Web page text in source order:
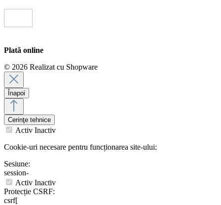
Plată online
© 2026 Realizat cu Shopware
Înapoi
Cerinţe tehnice
Activ Inactiv
Cookie-uri necesare pentru funcționarea site-ului:
Sesiune:
session-
Activ Inactiv
Protecție CSRF:
csrf[